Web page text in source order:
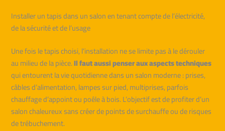
Installer un tapis dans un salon en tenant compte de l’électricité,
de la sécurité et de l’usage
Une fois le tapis choisi, l’installation ne se limite pas à le dérouler
au milieu de la pièce.Il faut aussi penser aux aspects techniques
qui entourent la vie quotidienne dans un salon moderne : prises,
câbles d’alimentation, lampes sur pied, multiprises, parfois
chauffage d’appoint ou poêle à bois. L’objectif est de profiter d’un
salon chaleureux sans créer de points de surchauffe ou de risques
de trébuchement.